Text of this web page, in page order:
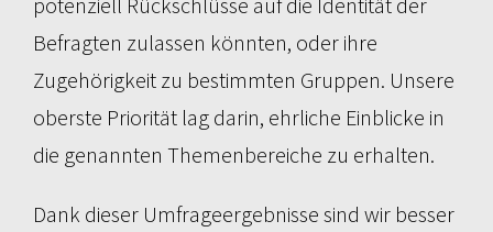
Befragten zulassen könnten, oder ihre
Zugehörigkeit zu bestimmten Gruppen. Unsere
oberste Priorität lag darin, ehrliche Einblicke in
die genannten Themenbereiche zu erhalten.
Dank dieser Umfrageergebnisse sind wir besser